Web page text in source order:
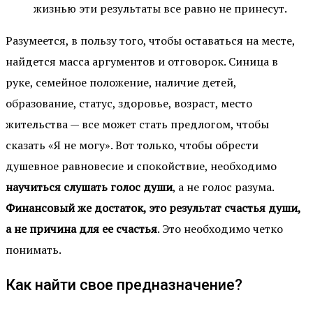
жизнью эти результаты все равно не принесут.
Разумеется, в пользу того, чтобы оставаться на месте,
найдется масса аргументов и отговорок. Синица в
руке, семейное положение, наличие детей,
образование, статус, здоровье, возраст, место
жительства — все может стать предлогом, чтобы
сказать «Я не могу». Вот только, чтобы обрести
душевное равновесие и спокойствие, необходимо
научиться слушать голос души, а не голос разума.
Финансовый же достаток, это результат счастья души,
а не причина для ее счастья. Это необходимо четко
понимать.
Как найти свое предназначение?